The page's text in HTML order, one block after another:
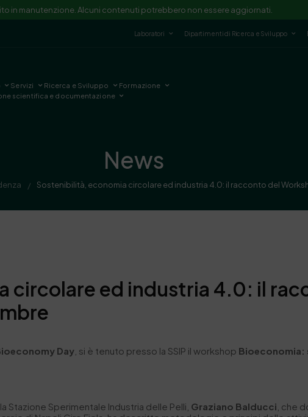
in manutenzione. Alcuni contenuti potrebbero non essere aggiornati.
Laboratori Dipartimenti di Ricerca e Sviluppo
Servizi Ricerca e Sviluppo
Formazione
scientifica e documentazione
News
/ Sostenibilità, economia circolare ed industria 4.0: il racconto del
circolare ed industria 4.0: il
Day , si è tenuto presso la SSIP il workshop Bioeconomia:
Sperimentale Industria delle Pelli, Graziano Balducci , che